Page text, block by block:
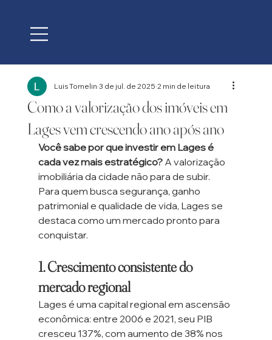
Como a valorização dos imóveis em
Lages vem crescendo ano após ano
Luis Tomelin 3 de jul. de 2025 2 min de leitura
Você sabe por que investir em Lages é
cada vez mais estratégico? A valorização
imobiliária da cidade não para de subir.
Para quem busca segurança, ganho
patrimonial e qualidade de vida, Lages se
destaca como um mercado pronto para
conquistar.
1. Crescimento consistente do
mercado regional
Lages é uma capital regional em ascensão
econômica: entre 2006 e 2021, seu PIB
cresceu 137%, com aumento de 38% nos